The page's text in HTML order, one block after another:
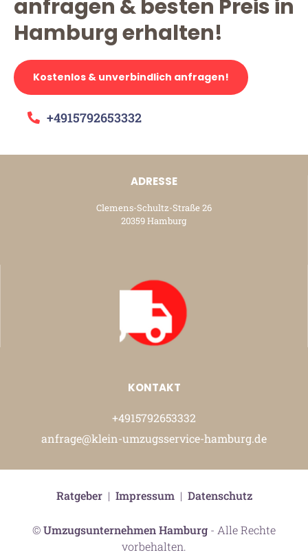
anfragen & besten Preis in
Hamburg erhalten!
Kostenlos & unverbindlich anfragen!
+4915792653332
ADRESSE
Clemens-Schultz-Straße 26
20359 Hamburg
KONTAKT
+4915792653332
anfrage@klein-umzugsservice-hamburg.de
©Umzugsunternehmen Hamburg - Alle Rechte
vorbehalten.
Ratgeber| Impressum| Datenschutz